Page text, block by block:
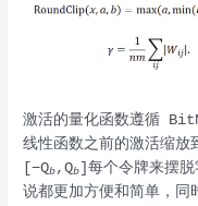
激活的量化函数遵循
线性函数之前的激活缩
[−Qb,Qb
]每个令牌来摆
说都更加方便和简单，同